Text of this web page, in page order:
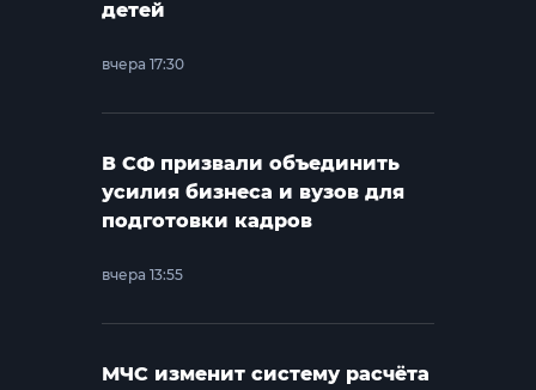
детей
вчера 17:30
В СФ призвали объединить
усилия бизнеса и вузов для
подготовки кадров
вчера 13:55
МЧС изменит систему расчёта